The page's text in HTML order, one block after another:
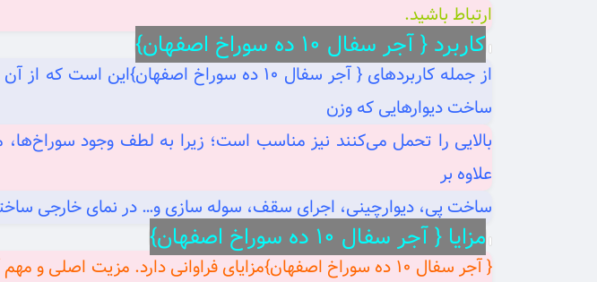
ارتباط باشید.
کاربرد { آجر سفال ۱۰ ده سوراخ اصفهان}
از جمله کاربردهای { آجر سفال ۱۰ ده سوراخ
ساخت دیوارهایی که وزن
بالایی را تحمل می‌کنند نیز مناسب است؛ زیرا به لطف وجود سوراخ‌ها،
علاوه بر
ساخت پی، دیوارچینی، اجرای سقف، سوله سازی و… در نمای خارجی
مزایا { آجر سفال ۱۰ ده سوراخ اصفهان}
{ آجر سفال ۱۰ ده سوراخ اصفهان}مزایای فراوانی دارد. مزیت